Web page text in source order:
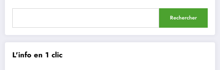
Rechercher
L'info en 1 clic